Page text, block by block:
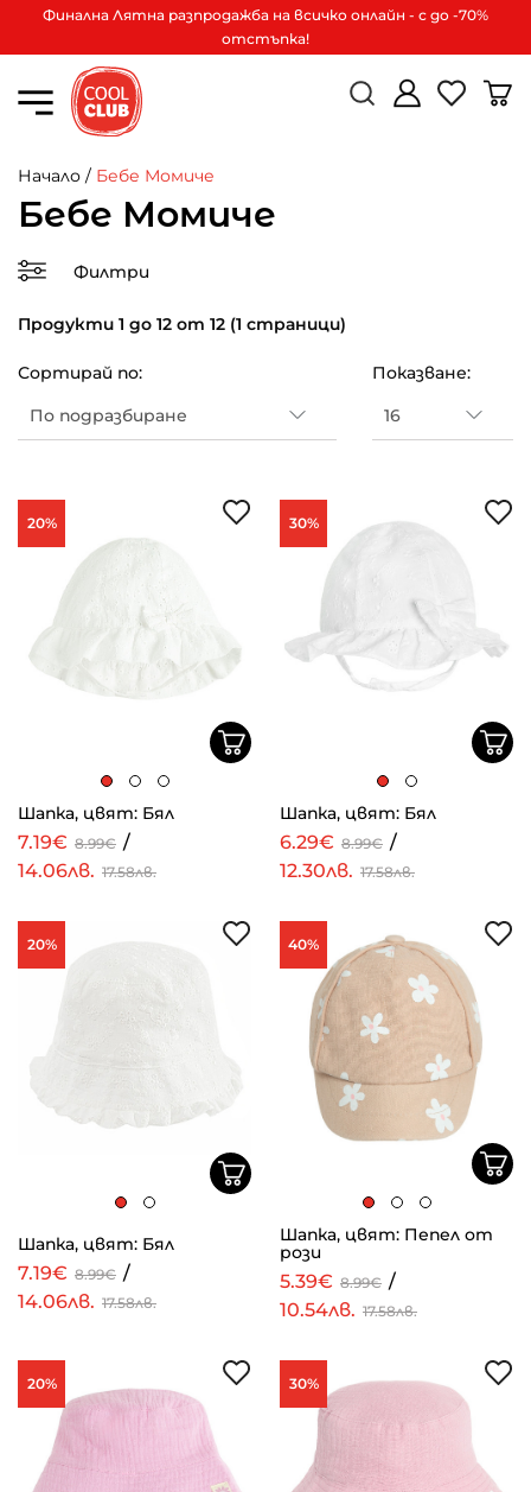
Финална Лятна разпродажба на всичко онлайн - с до -70%
отстъпка!
Начало / Бебе Момиче
Бебе Момиче
Филтри
Продукти 1 до 12 от 12 (1 страници)
Сортирай по: Показване:
20%
Шапка, цвят: Бял
7.19€ 8.99€ /
14.06лв. 17.58лв.
30%
Шапка, цвят: Бял
6.29€ 8.99€ /
12.30лв. 17.58лв.
20%
Шапка, цвят: Бял
7.19€ 8.99€ /
14.06лв. 17.58лв.
40%
Шапка, цвят: Пепел от
рози
5.39€ 8.99€ /
10.54лв. 17.58лв.
20% 30%